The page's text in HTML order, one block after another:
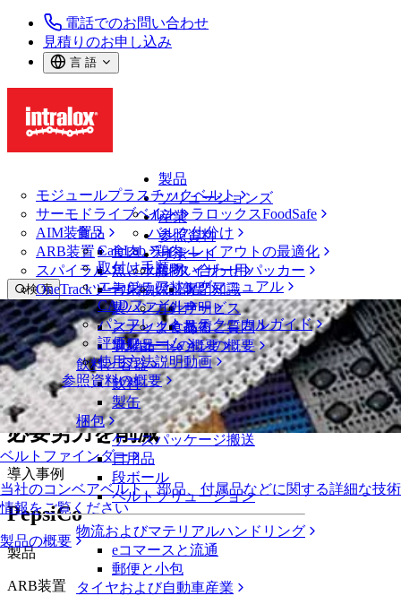
電話でのお問い合わせ
見積りのお申し込み
言 語
製品
モジュールプラスチックベルト
サーモドライブベルト
AIM装置
ARB装置
スパイラル
OneTrackツールおよび部品
ベルトファインダー
当社のコンベアベルト、部品、付属品などに関する詳細な技術
情報をご覧ください
製品の概要
ソリューションズ
イントラロックスFoodSafe
バルク仕分け
ラインレイアウトの最適化
パレタイザー用パッカー
専門知識
サービス
技術
ソリューションの概要
産業
食品
食肉、鶏肉
魚と水産物
青果物
製パン
スナック食品
乳製品
飲料と容器
飲料
製缶
梱包
ケースパッケージ搬送
日用品
段ボール
ベルトソリューション
物流およびマテリアルハンドリング
eコマースと流通
郵便と小包
タイヤおよび自動車産業
参照資料
CalcLab
取付け手順
エンジニアリングマニュアル
CADファイル
パンフレット・テクニカルガイド
評価フォーム
使用方法説明動画
参照資料の概要
サポート
お問い合わせ
保証
方針声明
よくあるご質問
サポートの概要
検 索
メニューを開く
ニュース・メディア
ペプシコ社、イントラロックスとパー
トナーシップを組み生産能力を増強、
必要労力を削減
導入事例
PepsiCo
製品
ARB装置